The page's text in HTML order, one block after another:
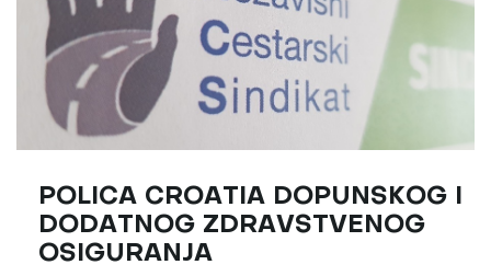
POLICA CROATIA DOPUNSKOG I
DODATNOG ZDRAVSTVENOG
OSIGURANJA